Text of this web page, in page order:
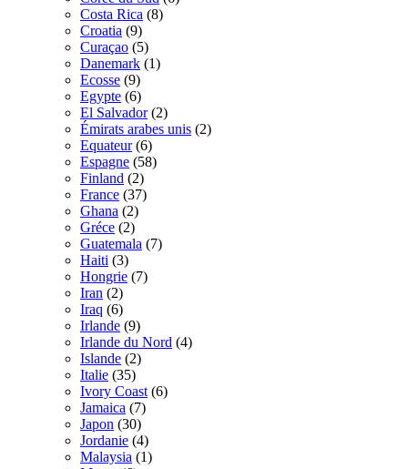
Costa Rica (8)
Croatia (9)
Curaçao (5)
Danemark (1)
Ecosse (9)
Egypte (6)
El Salvador (2)
Émirats arabes unis (2)
Equateur (6)
Espagne (58)
Finland (2)
France (37)
Ghana (2)
Gréce (2)
Guatemala (7)
Haiti (3)
Hongrie (7)
Iran (2)
Iraq (6)
Irlande (9)
Irlande du Nord (4)
Islande (2)
Italie (35)
Ivory Coast (6)
Jamaica (7)
Japon (30)
Jordanie (4)
Malaysia (1)